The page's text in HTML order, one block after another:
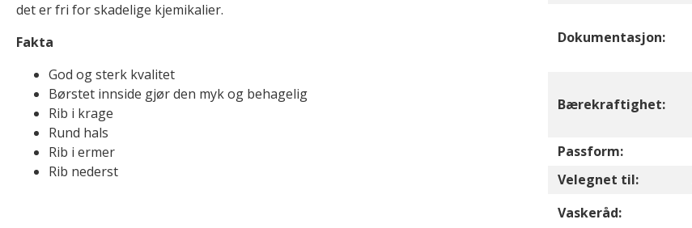
det er fri for skadelige kjemikalier.
Fakta
God og sterk kvalitet
Børstet innside gjør den myk og behagelig
Rib i krage
Rund hals
Rib i ermer
Rib nederst
Dokumentasjon:
Bærekraftighet:
Passform:
Velegnet til:
Vaskeråd: